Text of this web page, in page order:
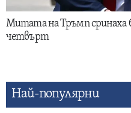
Митата на Тръмп сринаха
четвърт
Най-популярни